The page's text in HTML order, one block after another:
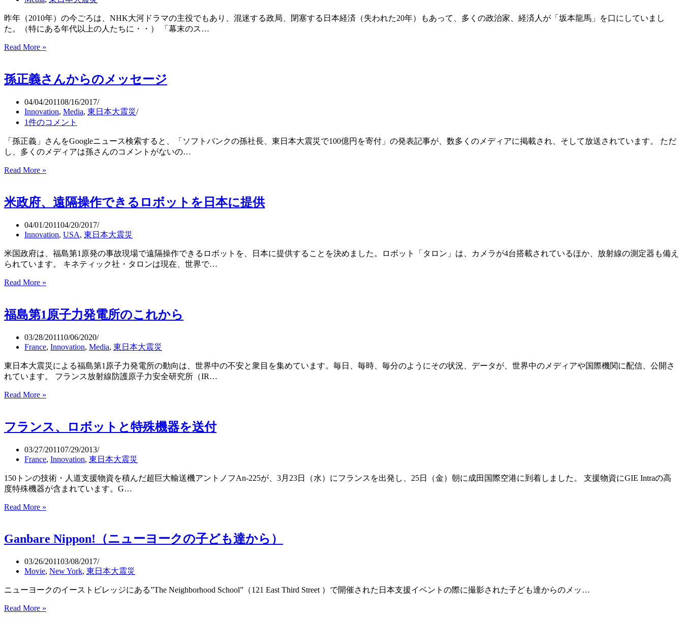
発
事
の
訓
を
か
す
昨年（2010年）の今ごろは、NHK大河ドラマの主役でもあり、混迷する政局、閉塞する日本経済（失われた20年）もあって、多くの政治家、経済人が「坂本龍馬」を口にしていまし
た。（特にある年代以上の人たちに・・） 「幕末のス…
Read More »
馬
ど
こ
に
え
た
か。
孫正義さんからのメッセージ
04/04/201108/16/2017
Innovation, Media, 東日本大震災
1件のコメント
「孫正義」さんをGoogleニュース検索すると、「ソフトバンクの孫社長、東日本大震災で100億円を寄付」の発表記事が、数多くのメディアに掲載され、そして放送されています。 ただ
し、多くのメディアは孫さんのコメントがないの…
Read More »
さ
か
ら
メ
ッ
ー
米政府、遠隔操作できるロボットを日本に提供
04/01/201104/20/2017
Innovation, USA, 東日本大震災
米国政府は、福島第1原発の事故現場で遠隔操作できるロボットを、日本に提供することを決めました。ロボット「タロン」は、カメラが4台搭載されているほか、放射線の測定器も備え
られています。 キネティック社・タロンは現在、世界で…
Read More »
遠
操
作
き
る
ボ
ト
を
本
に
提
供
福島第1原子力発電所のこれから
03/28/201110/06/2020
France, Innovation, Media, 東日本大震災
東日本大震災による福島第1原子力発電所の動向は、世界中の不安と衆目を集めています。毎日、毎時、毎分のようにその状況、データが、世界中のメディアや国際機関に配信、公開さ
れています。 フランス放射線防護原子力安全研究所（IR…
Read More »
1
原
子
力
電
所
こ
ら
フランス、ロボットと特殊機器を送付
03/27/201107/29/2013
France, Innovation, 東日本大震災
150トンの技術・人道支援物資を積んだ超巨大輸送機アントノフAn-225が、3月23日（水）にフランスを出発し、25日（金）朝に成田国際空港に到着しました。 支援物資にGIE Intraの高
度特殊機器が含まれています。G…
Read More »
ス、
ボ
ッ
と
殊
Ganbare Nippon!（ニューヨークの子ども達から）
03/26/201103/08/2017
Movie, New York, 東日本大震災
ニューヨークのイーストビレッジにある”The Neighborhood School”（121 East Third Street ）で開催された日本支援イベントの際に撮影された子ども達からのメッ…
Read More »